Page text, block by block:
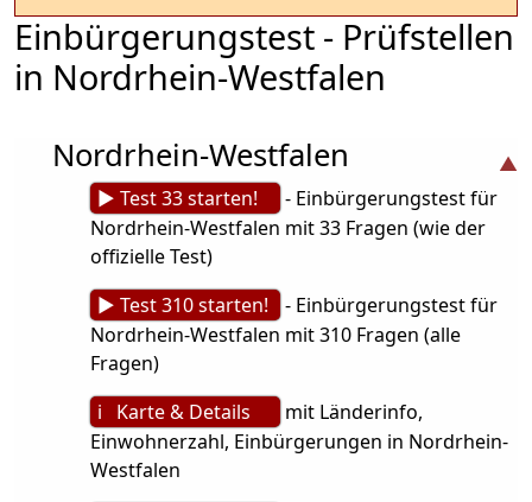
Einbürgerungstest - Prüfstellen
in Nordrhein-Westfalen
Nordrhein-Westfalen
► Test 33 starten!
- Einbürgerungstest für
Nordrhein-Westfalen mit 33 Fragen (wie der
offizielle Test)
► Test 310 starten!
- Einbürgerungstest für
Nordrhein-Westfalen mit 310 Fragen (alle
Fragen)
ℹ Karte & Details
mit Länderinfo,
Einwohnerzahl, Einbürgerungen in Nordrhein-
Westfalen